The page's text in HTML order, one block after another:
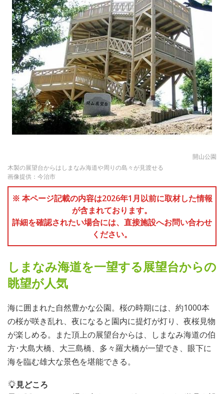
開山公園
木製の展望台からはしまなみ海道や周りの島々が見渡せる
画像提供：今治市
※ 本ページ記載の内容は2026年1月以前に取材した情報
が含まれております。
詳細を確認されたい場合には、直接施設へお問い合わせ
ください。
しまなみ海道を一望する展望台からの
眺望が人気
海に囲まれた自然豊かな公園。桜の時期には、約1000本
の桜が咲き乱れ、夜になると園内に提灯が灯り、夜桜見物
が楽しめる。また頂上の展望台からは、しまなみ海道の伯
方･大島大橋、大三島橋、多々羅大橋が一望でき、眼下に
海を臨む雄大な景色を堪能できる。
見どころ